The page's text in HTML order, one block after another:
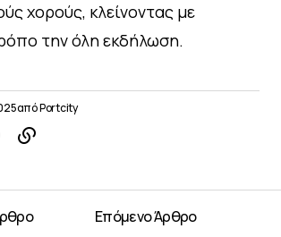
χορούς, κλείνοντας με
την όλη εκδήλωση.
απόPortcity
Επόμενο Άρθρο